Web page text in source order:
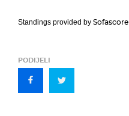
Standings provided by Sofascore
PODIJELI